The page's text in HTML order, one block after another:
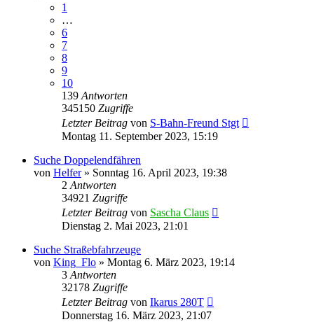
1
…
6
7
8
9
10
139 Antworten
345150 Zugriffe
Letzter Beitrag von S-Bahn-Freund Stgt
Montag 11. September 2023, 15:19
Suche Doppelendfähren
von Helfer» Sonntag 16. April 2023, 19:38
2 Antworten
34921 Zugriffe
Letzter Beitrag von Sascha Claus
Dienstag 2. Mai 2023, 21:01
Suche Straßebfahrzeuge
von King_Flo » Montag 6. März 2023, 19:14
3 Antworten
32178 Zugriffe
Letzter Beitrag von Ikarus 280T
Donnerstag 16. März 2023, 21:07